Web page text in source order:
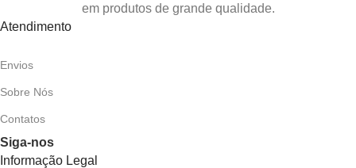
em produtos de grande qualidade.
Atendimento
Envios
Sobre Nós
Contatos
Siga-nos
Informação Legal